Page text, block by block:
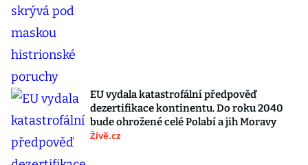
EU vydala katastrofální předpověď
dezertifikace kontinentu. Do roku 2040
bude ohrožené celé Polabí a jih Moravy
Živě.cz